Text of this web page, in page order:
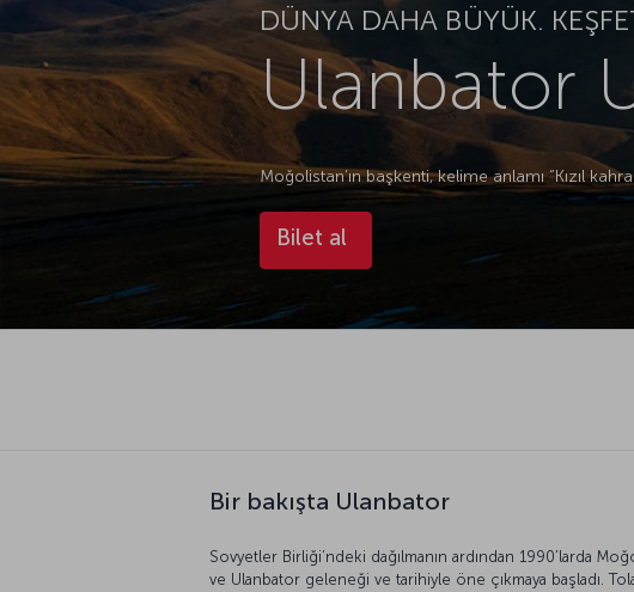
DÜNYA DAHA BÜYÜK.
Ulanbator
Moğolistan’ın başkenti, kelime anlamı “Kızıl
Bilet al
Bir bakışta Ulanbator
Sovyetler Birliği’ndeki dağılmanın ardından 1990’larda
ve Ulanbator geleneği ve tarihiyle öne çıkmaya başladı.